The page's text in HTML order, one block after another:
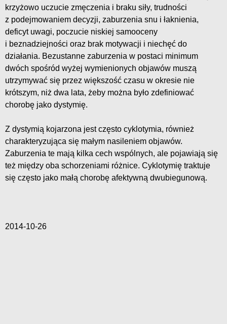
krzyżowo uczucie zmęczenia i braku siły, trudności
z podejmowaniem decyzji, zaburzenia snu i łaknienia,
deficyt uwagi, poczucie niskiej samooceny
i beznadziejności oraz brak motywacji i niechęć do
działania. Bezustanne zaburzenia w postaci minimum
dwóch spośród wyżej wymienionych objawów muszą
utrzymywać się przez większość czasu w okresie nie
krótszym, niż dwa lata, żeby można było zdefiniować
chorobę jako dystymię.
Z dystymią kojarzona jest często cyklotymia, również
charakteryzująca się małym nasileniem objawów.
Zaburzenia te mają kilka cech wspólnych, ale pojawiają się
też między oba schorzeniami różnice. Cyklotymię traktuje
się często jako małą chorobę afektywną dwubiegunową.
2014-10-26